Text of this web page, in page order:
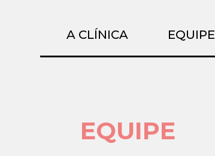
A CLÍNICA EQUIPE
EQUIPE